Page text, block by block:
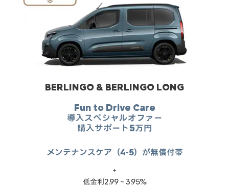
BERLINGO & BERLINGO LONG
Fun to Drive Care
導入スペシャルオファー
購入サポート5万円
メンテナンスケア（4-5）が無償付帯
＋
低金利2.99～3.95%